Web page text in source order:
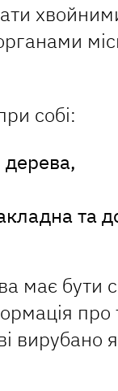
собі:
та
має бути
вирубано